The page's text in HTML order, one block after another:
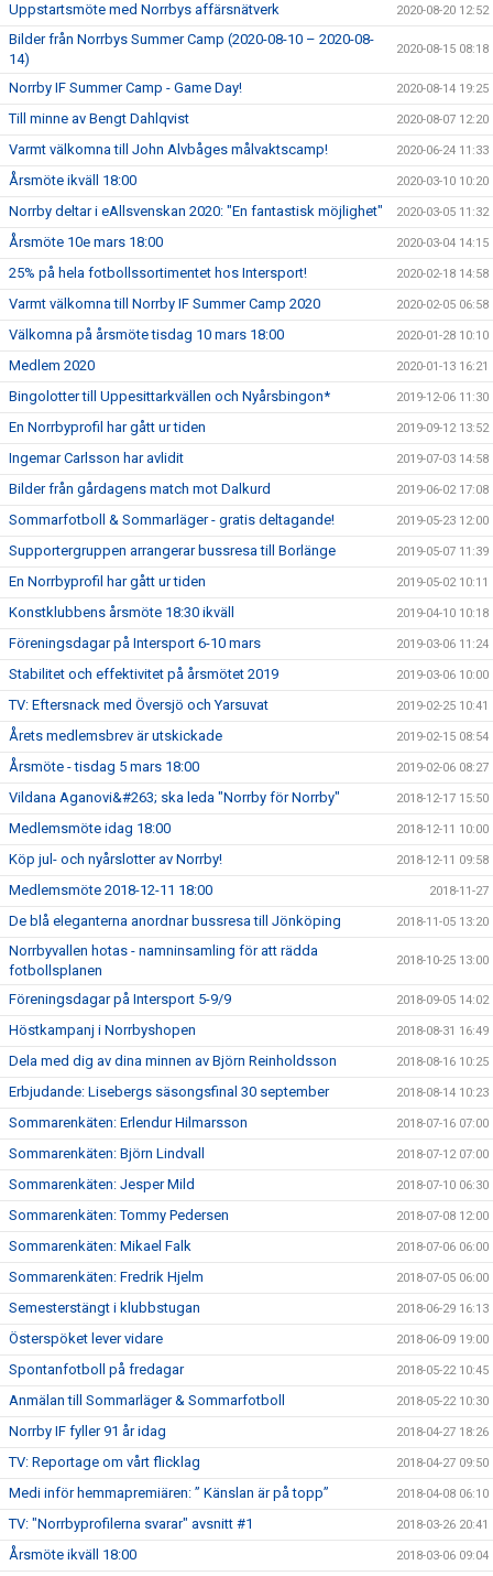
Uppstartsmöte med Norrbys affärsnätverk 2020-08-20 12:52
Bilder från Norrbys Summer Camp (2020-08-10 – 2020-08-
14)
2020-08-15 08:18
Norrby IF Summer Camp - Game Day! 2020-08-14 19:25
Till minne av Bengt Dahlqvist 2020-08-07 12:20
Varmt välkomna till John Alvbåges målvaktscamp! 2020-06-24 11:33
Årsmöte ikväll 18:00 2020-03-10 10:20
Norrby deltar i eAllsvenskan 2020: "En fantastisk möjlighet" 2020-03-05 11:32
Årsmöte 10e mars 18:00 2020-03-04 14:15
25% på hela fotbollssortimentet hos Intersport! 2020-02-18 14:58
Varmt välkomna till Norrby IF Summer Camp 2020 2020-02-05 06:58
Välkomna på årsmöte tisdag 10 mars 18:00 2020-01-28 10:10
Medlem 2020 2020-01-13 16:21
Bingolotter till Uppesittarkvällen och Nyårsbingon* 2019-12-06 11:30
En Norrbyprofil har gått ur tiden 2019-09-12 13:52
Ingemar Carlsson har avlidit 2019-07-03 14:58
Bilder från gårdagens match mot Dalkurd 2019-06-02 17:08
Sommarfotboll & Sommarläger - gratis deltagande! 2019-05-23 12:00
Supportergruppen arrangerar bussresa till Borlänge 2019-05-07 11:39
En Norrbyprofil har gått ur tiden 2019-05-02 10:11
Konstklubbens årsmöte 18:30 ikväll 2019-04-10 10:18
Föreningsdagar på Intersport 6-10 mars 2019-03-06 11:24
Stabilitet och effektivitet på årsmötet 2019 2019-03-06 10:00
TV: Eftersnack med Översjö och Yarsuvat 2019-02-25 10:41
Årets medlemsbrev är utskickade 2019-02-15 08:54
Årsmöte - tisdag 5 mars 18:00 2019-02-06 08:27
Vildana Aganovi&#263; ska leda "Norrby för Norrby" 2018-12-17 15:50
Medlemsmöte idag 18:00 2018-12-11 10:00
Köp jul- och nyårslotter av Norrby! 2018-12-11 09:58
Medlemsmöte 2018-12-11 18:00 2018-11-27
De blå eleganterna anordnar bussresa till Jönköping 2018-11-05 13:20
Norrbyvallen hotas - namninsamling för att rädda
fotbollsplanen
2018-10-25 13:00
Föreningsdagar på Intersport 5-9/9 2018-09-05 14:02
Höstkampanj i Norrbyshopen 2018-08-31 16:49
Dela med dig av dina minnen av Björn Reinholdsson 2018-08-16 10:25
Erbjudande: Lisebergs säsongsfinal 30 september 2018-08-14 10:23
Sommarenkäten: Erlendur Hilmarsson 2018-07-16 07:00
Sommarenkäten: Björn Lindvall 2018-07-12 07:00
Sommarenkäten: Jesper Mild 2018-07-10 06:30
Sommarenkäten: Tommy Pedersen 2018-07-08 12:00
Sommarenkäten: Mikael Falk 2018-07-06 06:00
Sommarenkäten: Fredrik Hjelm 2018-07-05 06:00
Semesterstängt i klubbstugan 2018-06-29 16:13
Österspöket lever vidare 2018-06-09 19:00
Spontanfotboll på fredagar 2018-05-22 10:45
Anmälan till Sommarläger & Sommarfotboll 2018-05-22 10:30
Norrby IF fyller 91 år idag 2018-04-27 18:26
TV: Reportage om vårt flicklag 2018-04-27 09:50
Medi inför hemmapremiären: ” Känslan är på topp” 2018-04-08 06:10
TV: "Norrbyprofilerna svarar" avsnitt #1 2018-03-26 20:41
Årsmöte ikväll 18:00 2018-03-06 09:04